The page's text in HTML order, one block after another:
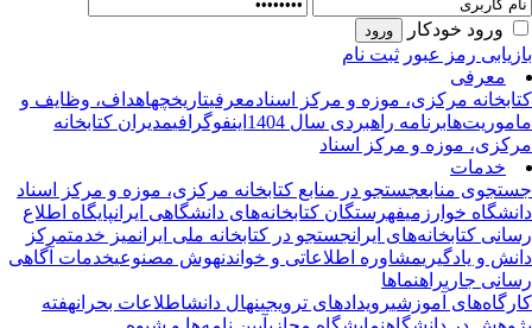
ورود خودکار
رمز عبور ثبت نام
معرفی
مرکزی، موزه و مرکز اسنادمعرفیتاریخچهاهداف، وظایف و
برنامه راهبردی سال 1404 اینفوگرافیمدیران کتابخانه
موزه و مرکز اسناد
خدمات
منابعجستجو در منابع کتابخانه مرکزی، موزه و مرکز اسناد
خوارزمیفهرستگان کتابخانه‌های دانشگاهی ایران پایگاه اطلاع‌
کتابخانه‌های ایران جستجو در کتابخانه ملی ایران میز خدمتمرکز
و یادگیریمشاوره اطلاعاتی و خواندنهوش مصنوعیخدمات آگاهی
جاریراهنماها
آموزشیرویدادهای ترویجینهال دانشاطلاعات بحران هفته